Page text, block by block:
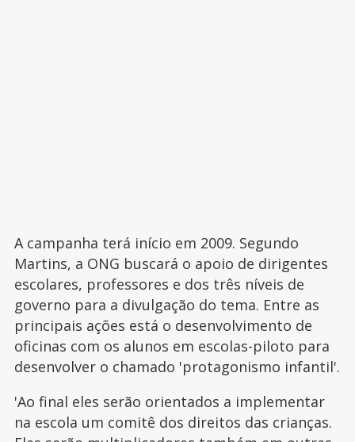
A campanha terá início em 2009. Segundo
Martins, a ONG buscará o apoio de dirigentes
escolares, professores e dos três níveis de
governo para a divulgação do tema. Entre as
principais ações está o desenvolvimento de
oficinas com os alunos em escolas-piloto para
desenvolver o chamado 'protagonismo infantil'.
'Ao final eles serão orientados a implementar
na escola um comitê dos direitos das crianças.